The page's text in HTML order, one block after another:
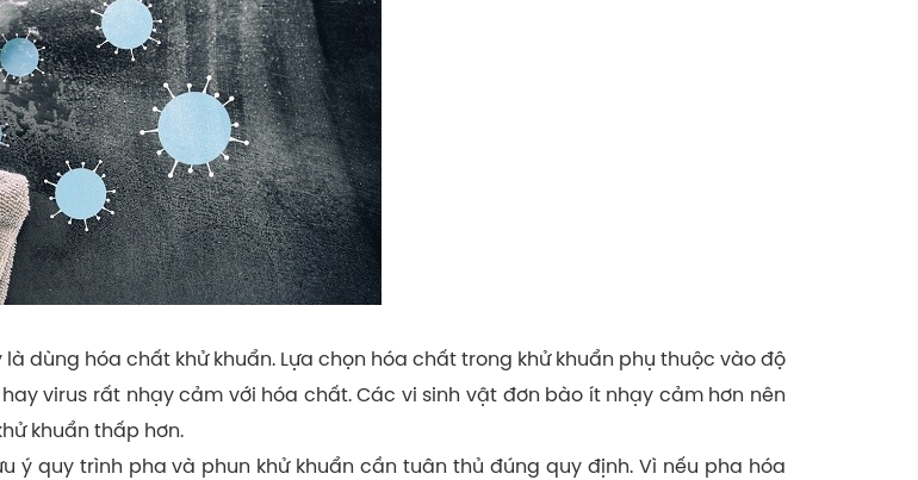
dùng hóa chất khử khuẩn. Lựa chọn hóa chất trong khử khuẩn phụ thuộc vào độ
virus rất nhạy cảm với hóa chất. Các vi sinh vật đơn bào ít nhạy cảm hơn nên
khuẩn thấp hơn.
ý quy trình pha và phun khử khuẩn cần tuân thủ đúng quy định. Vì nếu pha hóa